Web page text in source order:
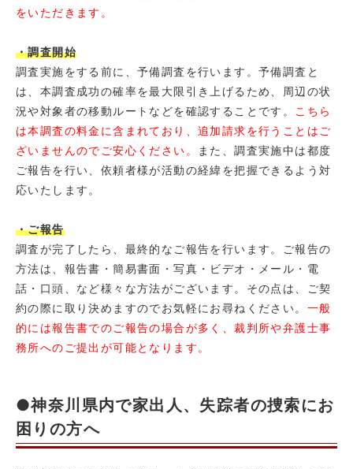
をいただきます。
・調査開始
調査実施をする前に、予備調査を行います。予備調査と
は、本調査成功の確率を最大限引き上げるため、周辺の状
況や対象者の移動ルートなどを確認することです。
こちら
は本調査の料金に含まれており、追加請求を行うことはご
ざいませんのでご安心ください。
また、調査実施中は都度
ご報告を行い、依頼者様が活動の経緯を把握できるよう対
応いたします。
・ご報告
調査が完了したら、最終的なご報告を行います。ご報告の
方法は、報告書・簡易書面・写真・ビデオ・メール・電
話・口頭、など様々な方法がございます。その点は、ご契
約の際に取り決めますのでお気軽にお尋ねください。 一般
的には報告書でのご報告の場合が多く、裁判所や弁護士事
務所へのご提出が可能となります。
●神奈川県内で家出人、失踪者の捜索にお
困りの方へ